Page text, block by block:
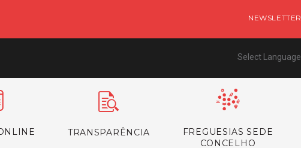
NEWSLETTER
Select Language
TRANSPARÊNCIA
FREGUESIAS SEDE
CONCELHO